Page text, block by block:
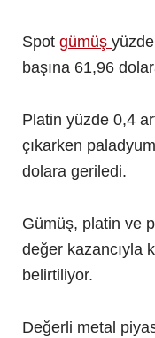
Spot gümüş
başına 61,96
Platin yüzde 0,4
çıkarken
dolara geriledi.
Gümüş, platin ve
değer kazancıyla
belirtiliyor.
Değerli metal